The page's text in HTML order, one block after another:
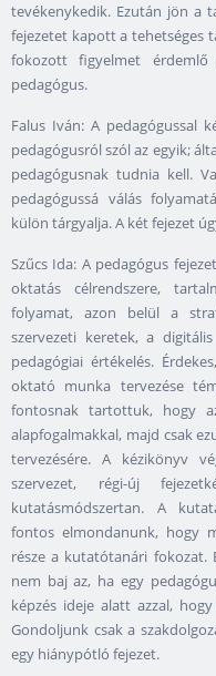
tevékenykedik. Ezután jön a
fejezetet kapott a tehetséges
fokozott figyelmet
pedagógus.
Falus Iván: A pedagógussal
pedagógusról szól az egyik;
pedagógusnak tudnia kell.
pedagógussá válás
külön tárgyalja. A két fejezet
Szűcs Ida: A pedagógus
oktatás célrendszere,
folyamat, azon belül a
szervezeti keretek, a
pedagógiai értékelés.
oktató munka tervezése
fontosnak tartottuk, hogy
alapfogalmakkal, majd csak
tervezésére. A kézikönyv
szervezet, régi-új
kutatásmódszertan. A
fontos elmondanunk, hogy
része a kutatótanári fokozat.
nem baj az, ha egy
képzés ideje alatt azzal,
Gondoljunk csak a
egy hiánypótló fejezet.